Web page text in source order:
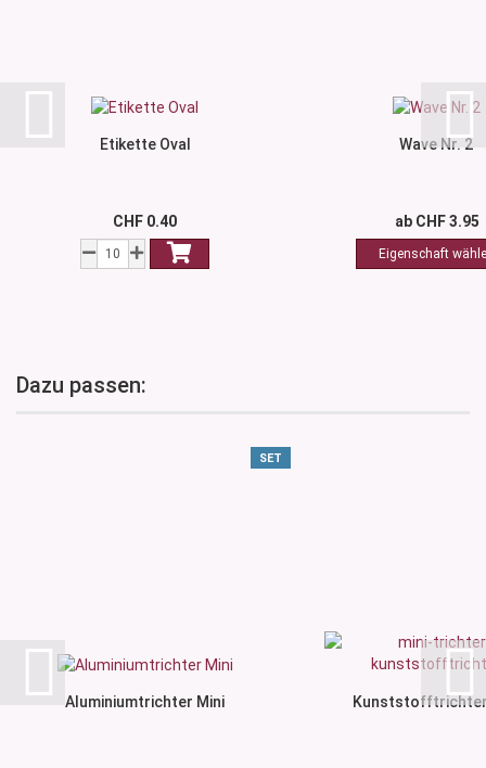
Etikette Oval
CHF 0.40
Wave Nr. 2
ab CHF 3.95
Dazu passen:
SET
Aluminiumtrichter Mini